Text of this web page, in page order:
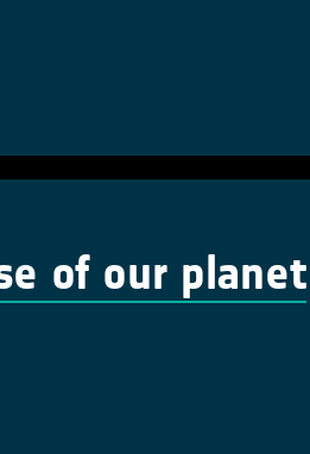
of our planet